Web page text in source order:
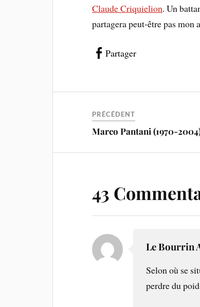
Claude Criquielion. Un
partagera peut-être pas
Partager
PRÉCÉDENT
Marco Pantani (1970-
43
Le Bourrin
Selon où se
perdre du